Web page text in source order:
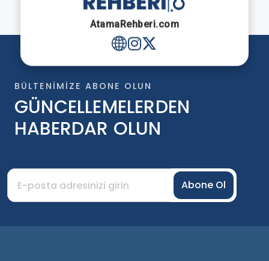
AtamaRehberi.com
BÜLTENIMIZE ABONE OLUN
GÜNCELLEMELERDEN
HABERDAR OLUN
Abone Ol